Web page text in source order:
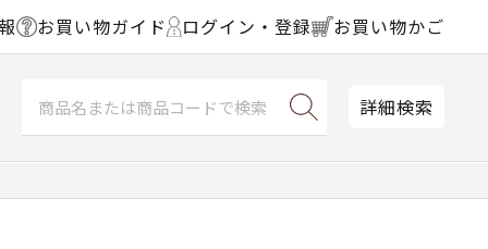
お買い物ガイド ログイン・登録 お買い物かご
詳細検索